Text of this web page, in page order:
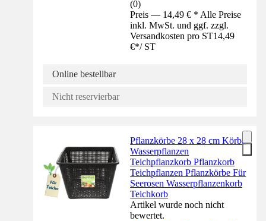
(0)
Preis — 14,49 € * Alle Preise
inkl. MwSt. und ggf. zzgl.
Versandkosten pro ST14,49
€*/ ST
Online bestellbar
Nicht reservierbar
Pflanzkörbe 28 x 28 cm Körbe
Wasserpflanzen
Teichpflanzkorb Pflanzkorb
Teichpflanzen Pflanzkörbe Für
Seerosen Wasserpflanzenkorb
Teichkorb
Artikel wurde noch nicht
bewertet.